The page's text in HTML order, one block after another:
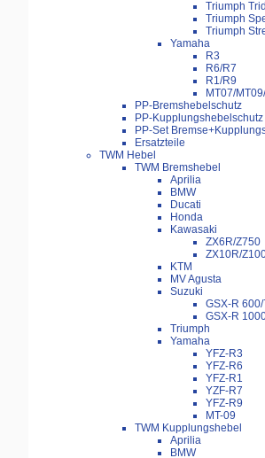
Triumph
Triumph
Triumph
Yamaha
R3
R6/R7
R1/R9
MT07/
PP-Bremshebelschutz
PP-Kupplungshebelschutz
PP-Set
Ersatzteile
TWM Hebel
TWM Bremshebel
Aprilia
BMW
Ducati
Honda
Kawasaki
ZX6R/Z750
ZX10R/
KTM
MV Agusta
Suzuki
GSX-R
GSX-R
Triumph
Yamaha
YFZ-R3
YFZ-R6
YFZ-R1
YZF-R7
YFZ-R9
MT-09
TWM Kupplungshebel
Aprilia
BMW